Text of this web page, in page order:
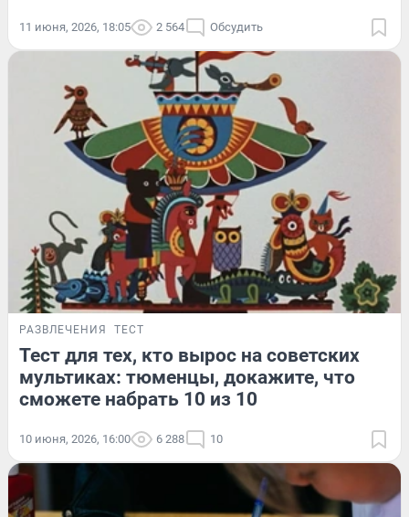
11 июня, 2026, 18:05 2 564 Обсудить
РАЗВЛЕЧЕНИЯ ТЕСТ
Тест для тех, кто вырос на советских
мультиках: тюменцы, докажите, что
сможете набрать 10 из 10
10 июня, 2026, 16:00 6 288 10